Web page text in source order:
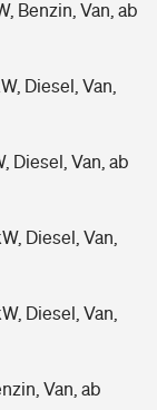
Benzin, Van, ab
Diesel, Van,
Diesel, Van, ab
Diesel, Van,
Diesel, Van,
Van, ab